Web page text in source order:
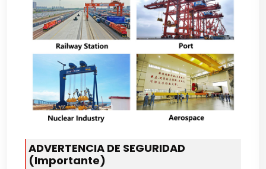
ADVERTENCIA DE SEGURIDAD
(Importante)